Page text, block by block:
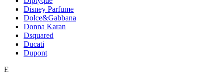
Disney Parfume
Dolce&Gabbana
Donna Karan
Dsquared
Ducati
Dupont
E